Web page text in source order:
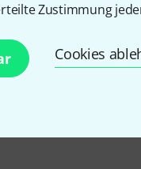
Zustimmung
Cookies